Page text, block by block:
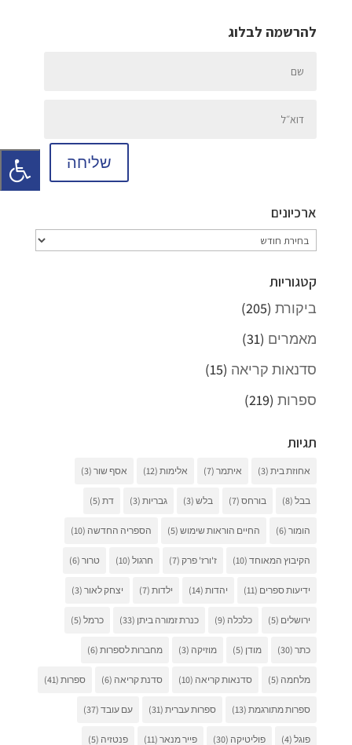
להרשמה לבלוג
שליחה
ארכיונים
ארכיונים
קטגוריות
ביקורת(205)
מאמרים (31)
סדנאות קריאה (15)
ספרות(219)
תגיות
אחוזת בית(3) איתמר(7) אלימות(12) אסף שור(3)
בבל(8) בורחס(7) בלש(3) גבריות(3) דת(5)
הומור(6) החיים הוראות שימוש(5) הספריה החדשה (10)
הקיבוץ המאוחד(10) ז'ורז' פרק(7) חרגול(10) טרור(6)
ידיעות ספרים (11) יהדות(14) ילדות(7) יצחק לאור(3)
ירושלים (5) כלכלה (9) כנרת זמורה ביתן (33) כרמל(5)
כתר(30) מודן (5) מוזיקה (3) מחברות לספרות(6)
מלחמה (5) סדנאות קריאה (10) סדנת קריאה (6) ספרות(41)
ספרות מתורגמת(13) ספרות עברית(31) עם עובד(37)
פוגל(4) פוליטיקה (30) פייר מנאר(11) פנטזיה (5)